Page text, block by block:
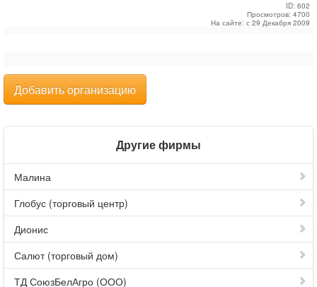
ID: 602
Просмотров: 4700
На сайте: с 29 Декабря 2009
Добавить организацию
Другие фирмы
Малина
Глобус (торговый центр)
Дионис
Салют (торговый дом)
ТД СоюзБелАгро (ООО)